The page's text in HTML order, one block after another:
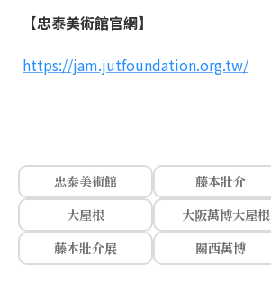
【忠泰美術館官網】
https://jam.jutfoundation.org.tw/
忠泰美術館
藤本壯介
大屋根
大阪萬博大屋根
藤本壯介展
關西萬博